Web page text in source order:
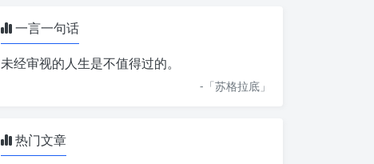
一言一句话
未经审视的人生是不值得过的。
-「苏格拉底 」
热门文章